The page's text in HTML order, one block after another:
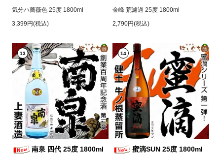
気分ハ薔薇色 25度 1800ml
3,399円(税込)
金峰 荒濾過 25度 1800ml
2,790円(税込)
13
南泉 四代 25度 1800ml
14
蜜滴SUN 25度 1800ml